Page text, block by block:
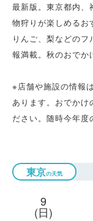
最新版。東京都内、
物狩りが楽しめるお
りんご、梨などの
報満載。秋のおでか
※店舗や施設の情報
あります。おでかけ
ださい。随時今年度
東京
9
(日)